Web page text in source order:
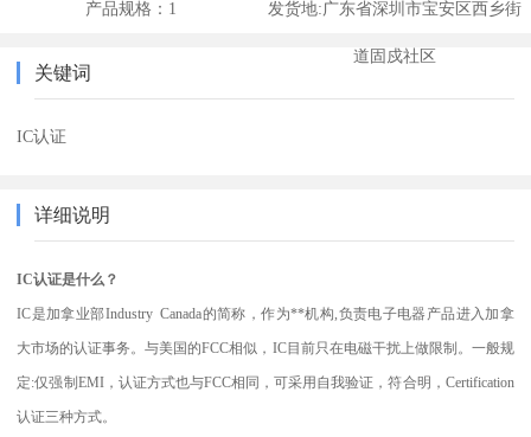
产品规格： 1 发货地:广东省深圳市宝安区西乡街
道固戍社区
关键词
IC认证
详细说明
IC认证是什么？
IC是加拿业部Industry Canada的简称，作为**机构,负责电子电器产品进入加拿
大市场的认证事务。与美国的FCC相似，IC目前只在电磁干扰上做限制。一般规
定:仅强制EMI，认证方式也与FCC相同，可采用自我验证，符合明，Certification
认证三种方式。